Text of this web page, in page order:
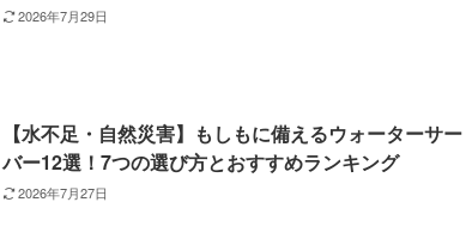
2026年7月29日
【水不足・自然災害】もしもに備えるウォーターサー
バー12選！7つの選び方とおすすめランキング
2026年7月27日